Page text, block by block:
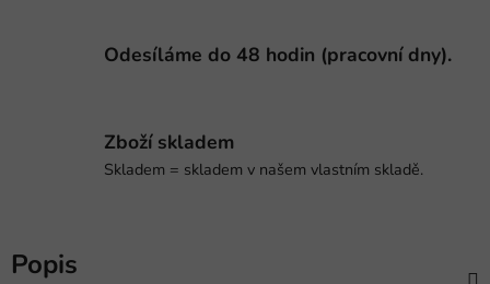
Odesíláme do 48 hodin (pracovní dny).
Zboží skladem
Skladem = skladem v našem vlastním skladě.
Popis